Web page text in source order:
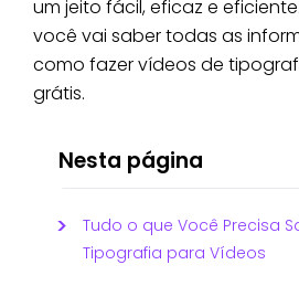
um jeito fácil, eficaz e
você vai saber todas as
como fazer vídeos de
grátis.
Nesta página
Tudo o que Você Precisa
Tipografia para Vídeos